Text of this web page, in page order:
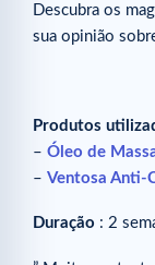
Descubra os
sua opinião
Produtos
– Óleo de
– Ventosa Anti-
Duração : 2